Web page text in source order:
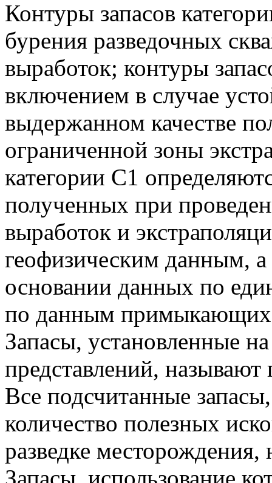
Контуры запасов
бурения разведочных
выработок; контуры
включением в случае
выдержанном качестве
ограниченной зоны
категории С1
полученных при
выработок и
геофизическим данным,
основании данных по
по данным примыкающих
Запасы, установленные
представлений,
Все подсчитанные
количество полезных
разведке
Запасы, использование